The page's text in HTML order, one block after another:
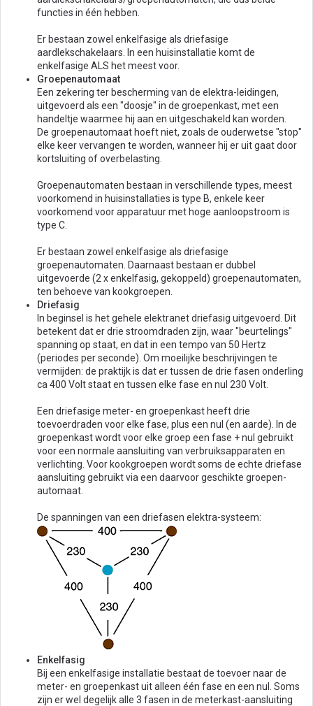
functies in één hebben.
Er bestaan zowel enkelfasige als driefasige
aardlekschakelaars. In een huisinstallatie komt de
enkelfasige ALS het meest voor.
Groepenautomaat
Een zekering ter bescherming van de elektra-leidingen,
uitgevoerd als een "doosje" in de groepenkast, met een
handeltje waarmee hij aan en uitgeschakeld kan worden.
De groepenautomaat hoeft niet, zoals de ouderwetse "stop"
elke keer vervangen te worden, wanneer hij er uit gaat door
kortsluiting of overbelasting.
Groepenautomaten bestaan in verschillende types, meest
voorkomend in huisinstallaties is type B, enkele keer
voorkomend voor apparatuur met hoge aanloopstroom is
type C.
Er bestaan zowel enkelfasige als driefasige
groepenautomaten. Daarnaast bestaan er dubbel
uitgevoerde (2 x enkelfasig, gekoppeld) groepenautomaten,
ten behoeve van kookgroepen.
Driefasig
In beginsel is het gehele elektranet driefasig uitgevoerd. Dit
betekent dat er drie stroomdraden zijn, waar "beurtelings"
spanning op staat, en dat in een tempo van 50 Hertz
(periodes per seconde). Om moeilijke beschrijvingen te
vermijden: de praktijk is dat er tussen de drie fasen onderling
ca 400 Volt staat en tussen elke fase en nul 230 Volt.
Een driefasige meter- en groepenkast heeft drie
toevoerdraden voor elke fase, plus een nul (en aarde). In de
groepenkast wordt voor elke groep een fase + nul gebruikt
voor een normale aansluiting van verbruiksapparaten en
verlichting. Voor kookgroepen wordt soms de echte driefase
aansluiting gebruikt via een daarvoor geschikte groepen-
automaat.
De spanningen van een driefasen elektra-systeem:
Enkelfasig
Bij een enkelfasige installatie bestaat de toevoer naar de
meter- en groepenkast uit alleen één fase en een nul. Soms
zijn er wel degelijk alle 3 fasen in de meterkast-aansluiting